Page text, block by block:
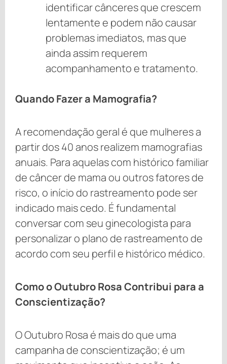
identificar cânceres que crescem
lentamente e podem não causar
problemas imediatos, mas que
ainda assim requerem
acompanhamento e tratamento.
Quando Fazer a Mamografia?
A recomendação geral é que mulheres a
partir dos 40 anos realizem mamografias
anuais. Para aquelas com histórico familiar
de câncer de mama ou outros fatores de
risco, o início do rastreamento pode ser
indicado mais cedo. É fundamental
conversar com seu ginecologista para
personalizar o plano de rastreamento de
acordo com seu perfil e histórico médico.
Como o Outubro Rosa Contribui para a
Conscientização?
O Outubro Rosa é mais do que uma
campanha de conscientização; é um